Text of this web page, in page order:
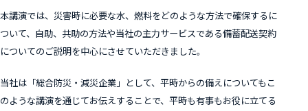
本講演では、災害時に必要な水、燃料をどのような方法で確保するに
ついて、自助、共助の方法や当社の主力サービスである備蓄配送契約
についてのご説明を中心にさせていただきました。
当社は「総合防災・減災企業」として、平時からの備えについてもこ
のような講演を通じてお伝えすることで、平時も有事もお役に立てる